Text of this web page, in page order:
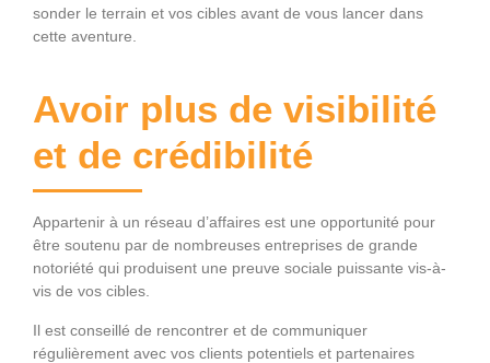
sonder le terrain et vos cibles avant de vous lancer dans
cette aventure.
Avoir plus de visibilité
et de crédibilité
Appartenir à un réseau d’affaires est une opportunité pour
être soutenu par de nombreuses entreprises de grande
notoriété qui produisent une preuve sociale puissante vis-à-
vis de vos cibles.
Il est conseillé de rencontrer et de communiquer
régulièrement avec vos clients potentiels et partenaires